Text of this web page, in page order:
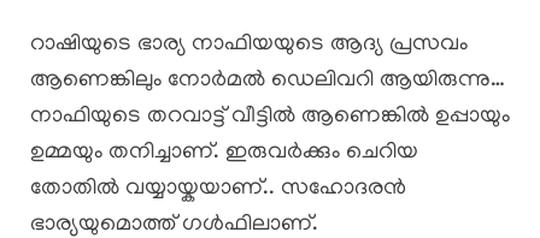
റാഷിയുടെ ഭാര്യ നാഫിയയുടെ ആദ്യ പ്രസവം
ആണെങ്കിലും നോർമൽ ഡെലിവറി ആയിരുന്നു…
നാഫിയുടെ തറവാട്ട് വീട്ടിൽ ആണെങ്കിൽ ഉപ്പായും
ഉമ്മയും തനിച്ചാണ്. ഇരുവർക്കും ചെറിയ
തോതിൽ വയ്യായ്കയാണ്.. സഹോദരൻ
ഭാര്യയുമൊത്ത് ഗൾഫിലാണ്.